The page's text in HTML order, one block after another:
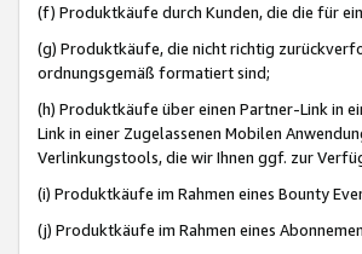
(f) Produktkäufe durch Kunden, die die für
(g) Produktkäufe, die nicht richtig
ordnungsgemäß formatiert sind;
(h) Produktkäufe über einen Partner-Link in
Link in einer Zugelassenen Mobilen
Verlinkungstools, die wir Ihnen ggf. zur
(i) Produktkäufe im Rahmen eines Bounty
(j) Produktkäufe im Rahmen eines